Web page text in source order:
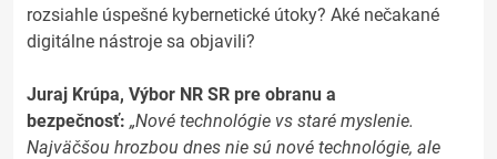
rozsiahle úspešné kybernetické útoky? Aké nečakané
digitálne nástroje sa objavili?
Juraj Krúpa, Výbor NR SR pre obranu a
bezpečnosť: „Nové technológie vs staré myslenie.
Najväčšou hrozbou dnes nie sú nové technológie, ale